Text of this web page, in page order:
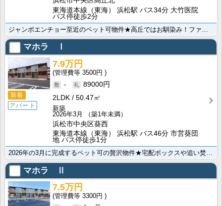
東海道本線（東海） 浜松駅 バス34分 大竹医院
バス停徒歩2分
マホラ Ⅰ
新着
アパート
7.9万円
3500円
-
89000円
2LDK
50.47㎡
新築
2026年3月
（築1年未満）
浜松市中央区葵西
東海道本線（東海） 浜松駅 バス46分 市営葵団
地 バス停徒歩1分
マホラ Ⅱ
7.5万円
3300円